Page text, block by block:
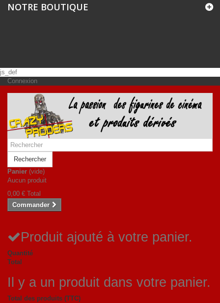
NOTRE BOUTIQUE
js_def
Connexion
Rechercher
Panier (vide)
Aucun produit
0,00 € Total
Commander
Produit ajouté à votre panier.
Quantité
Total
Il y a un produit dans votre panier.
Total des produits (TTC)